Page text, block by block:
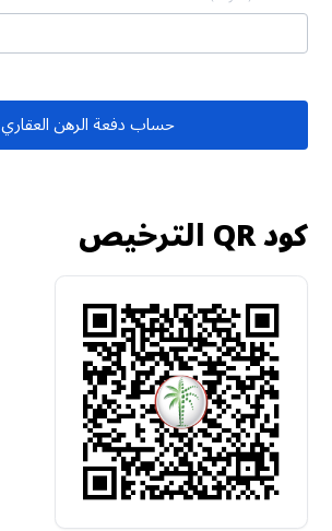
حساب دفعة الرهن العقاري
كود QR الترخيص